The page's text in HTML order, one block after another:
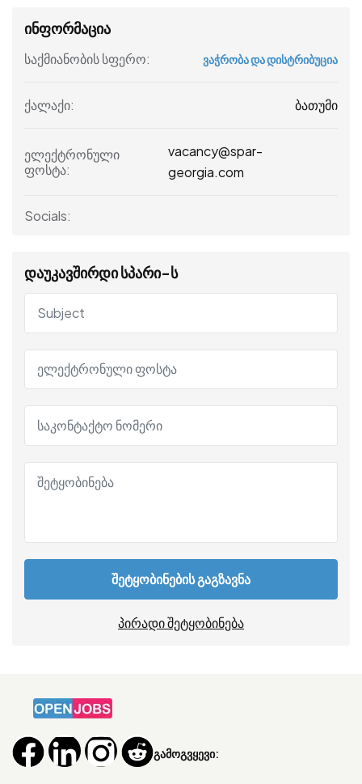
ინფორმაცია
საქმიანობის სფერო: ვაჭრობა და დისტრიბუცია
ქალაქი: ბათუმი
ელექტრონული
ფოსტა:
vacancy@spar-
georgia.com
Socials:
დაუკავშირდი სპარი-ს
შეტყობინების გაგზავნა
პირადი შეტყობინება
გამოგვყევი: